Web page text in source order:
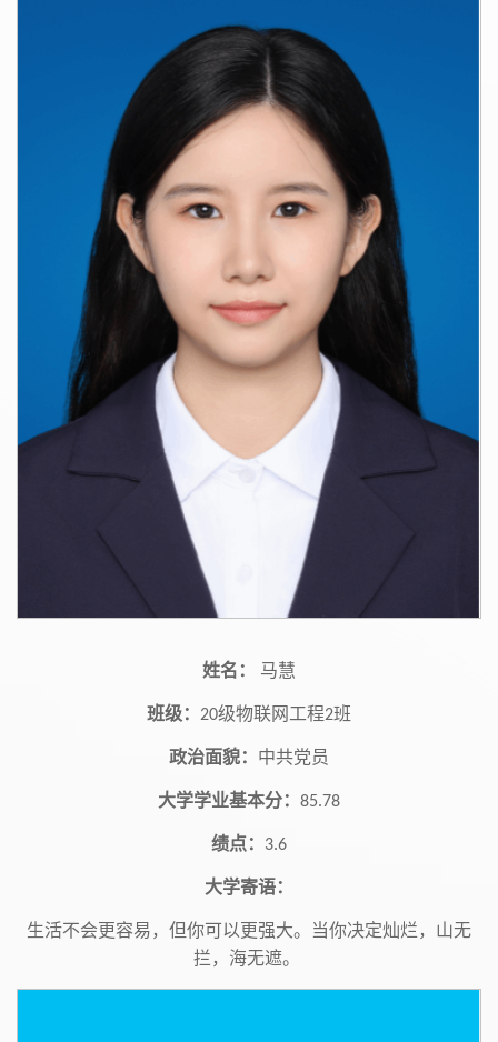
姓名： 马慧
班级： 20级物联网工程2班
政治面貌： 中共党员
大学学业基本分： 85.78
绩点： 3.6
大学寄语：
生活不会更容易，但你可以更强大。当你决定灿烂，山无
拦，海无遮。